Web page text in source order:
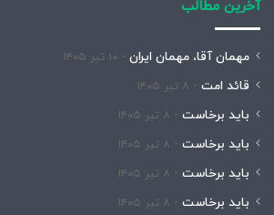
آخرین مطالب
مهمان آقا، مهمان ایران ۱۰ تیر ۱۴۰۵
قائد امت ۸ تیر ۱۴۰۵
باید برخاست ۸ تیر ۱۴۰۵
باید برخاست ۸ تیر ۱۴۰۵
باید برخاست ۸ تیر ۱۴۰۵
باید برخاست ۸ تیر ۱۴۰۵